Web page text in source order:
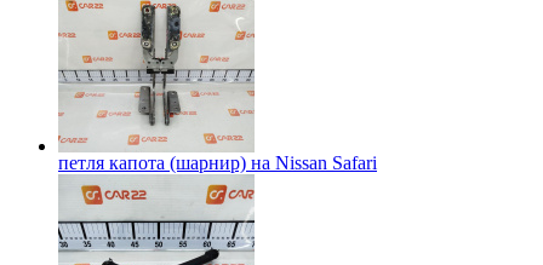
петля капота (шарнир) на Nissan Safari